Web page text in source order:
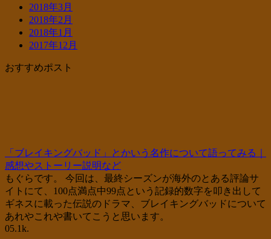
2018年3月
2018年2月
2018年1月
2017年12月
おすすめポスト
「ブレイキングバッド」とかいう名作について語ってみる｜
感想やストーリー説明など
もぐらです。 今回は、最終シーズンが海外のとある評論サ
イトにて、100点満点中99点という記録的数字を叩き出して
ギネスに載った伝説のドラマ、ブレイキングバッドについて
あれやこれや書いてこうと思います。
05.1k.